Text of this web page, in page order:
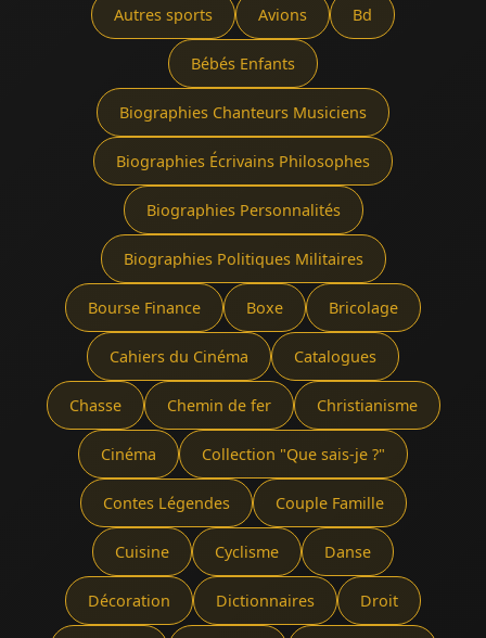
Autres sports Avions Bd
Bébés Enfants
Biographies Chanteurs Musiciens
Biographies Écrivains Philosophes
Biographies Personnalités
Biographies Politiques Militaires
Bourse Finance Boxe Bricolage
Cahiers du Cinéma Catalogues
Chasse Chemin de fer Christianisme
Cinéma Collection "Que sais-je ?"
Contes Légendes Couple Famille
Cuisine Cyclisme Danse
Décoration Dictionnaires Droit